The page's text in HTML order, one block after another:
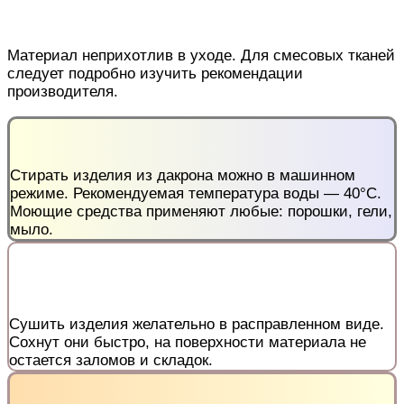
Материал неприхотлив в уходе. Для смесовых тканей
следует подробно изучить рекомендации
производителя.
Стирать изделия из дакрона можно в машинном
режиме. Рекомендуемая температура воды — 40°С.
Моющие средства применяют любые: порошки, гели,
мыло.
Сушить изделия желательно в расправленном виде.
Сохнут они быстро, на поверхности материала не
остается заломов и складок.